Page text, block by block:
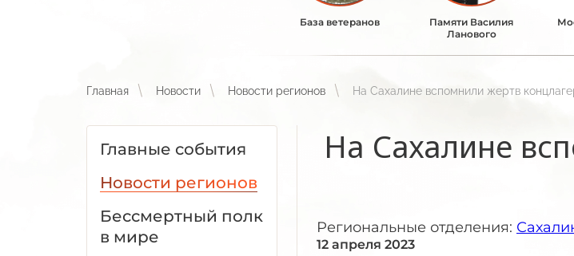
База ветеранов
Памяти Василия
Ланового
Главная Новости Новости регионов На Сахалине вспомнили жертв
Главные события
Новости регионов
Бессмертный полк
в мире
На Сахалине
Региональные отделения:
12 апреля 2023